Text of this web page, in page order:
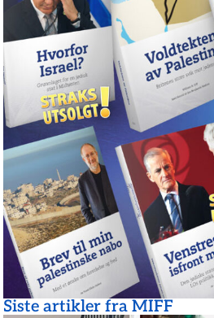
Siste artikler fra MIFF